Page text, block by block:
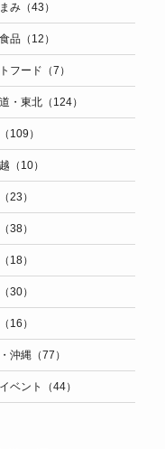
み（43）
品（12）
フード（7）
・東北（124）
109）
（10）
23）
38）
18）
30）
16）
沖縄（77）
ベント（44）